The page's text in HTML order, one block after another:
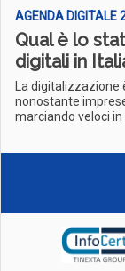
AGENDA DIGITALE
Qual è lo
digitali in
La
nonostante
marciando veloci in